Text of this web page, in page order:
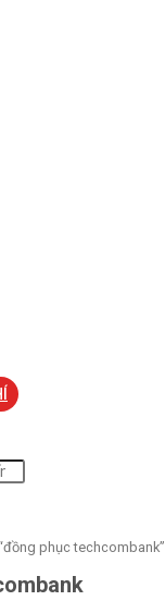
phục techcombank”